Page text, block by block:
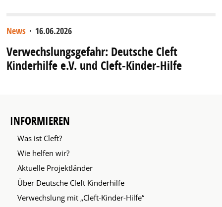
News · 16.06.2026
Verwechslungsgefahr: Deutsche Cleft
Kinderhilfe e.V. und Cleft-Kinder-Hilfe
INFORMIEREN
Was ist Cleft?
Wie helfen wir?
Aktuelle Projektländer
Über Deutsche Cleft Kinderhilfe
Verwechslung mit „Cleft-Kinder-Hilfe“